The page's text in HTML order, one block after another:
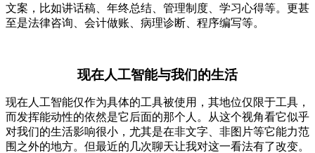
文案，比如讲话稿、年终总结、管理制度、学习心得等。更甚
至是法律咨询、会计做账、病理诊断、程序编写等。
现在人工智能与我们的生活
现在人工智能仅作为具体的工具被使用，其地位仅限于工具，
而发挥能动性的依然是它后面的那个人。从这个视角看它似乎
对我们的生活影响很小，尤其是在非文字、非图片等它能力范
围之外的地方。但最近的几次聊天让我对这一看法有了改变。